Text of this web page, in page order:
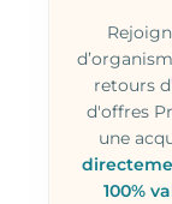
retours
d'offres
une
100%